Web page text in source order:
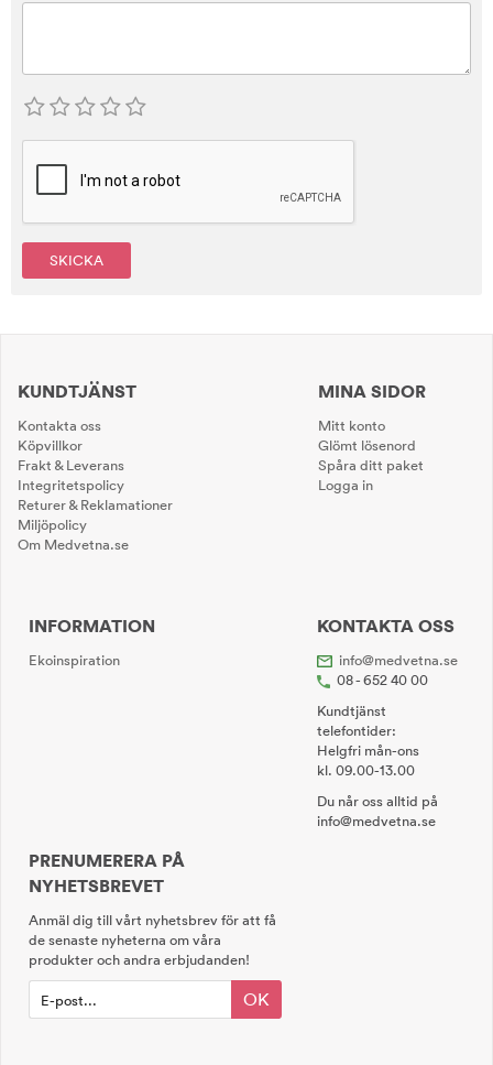
SKICKA
KUNDTJÄNST
Kontakta oss
Köpvillkor
Frakt & Leverans
Integritetspolicy
Returer & Reklamationer
Miljöpolicy
Om Medvetna.se
MINA SIDOR
Mitt konto
Glömt lösenord
Spåra ditt paket
Logga in
INFORMATION
Ekoinspiration
KONTAKTA OSS
info@medvetna.se
08 - 652 40 00
Kundtjänst
telefontider:
Helgfri mån-ons
kl. 09.00-13.00
Du når oss alltid på
info@medvetna.se
PRENUMERERA PÅ
NYHETSBREVET
Anmäl dig till vårt nyhetsbrev för att få
de senaste nyheterna om våra
produkter och andra erbjudanden!
OK